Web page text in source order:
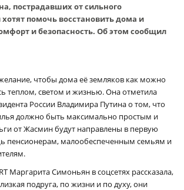
пострадавших от сильного
помочь восстановить дома и
и безопасность. Об этом сообщил
чтобы дома её земляков как можно
теплом, светом и жизнью. Она отметила
России Владимира Путина о том, что
должно быть максимально простым и
от Жасмин будут направлены в первую
пенсионерам, малообеспеченным семьям и
Маргарита Симоньян в соцсетях рассказала,
подруга, по жизни и по духу, они